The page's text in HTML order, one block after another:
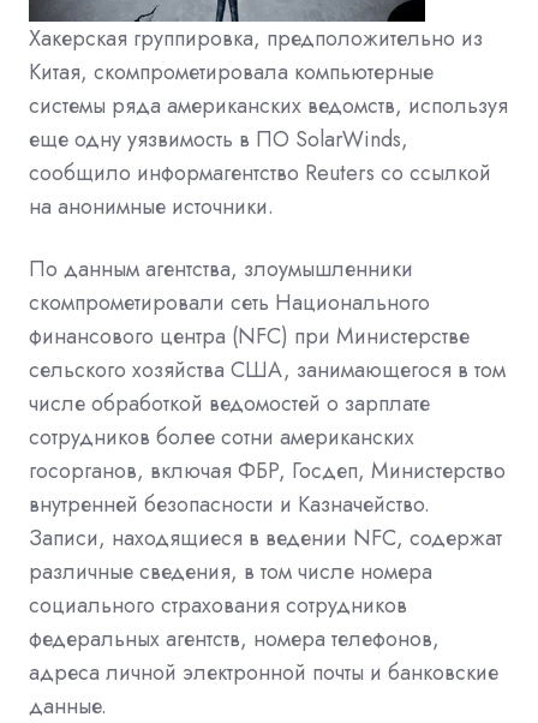
Хакерская группировка, предположительно из
Китая, скомпрометировала компьютерные
системы ряда американских ведомств, используя
еще одну уязвимость в ПО SolarWinds,
сообщило информагентство Reuters со ссылкой
на анонимные источники.
По данным агентства, злоумышленники
скомпрометировали сеть Национального
финансового центра (NFC) при Министерстве
сельского хозяйства США, занимающегося в том
числе обработкой ведомостей о зарплате
сотрудников более сотни американских
госорганов, включая ФБР, Госдеп, Министерство
внутренней безопасности и Казначейство.
Записи, находящиеся в ведении NFC, содержат
различные сведения, в том числе номера
социального страхования сотрудников
федеральных агентств, номера телефонов,
адреса личной электронной почты и банковские
данные.